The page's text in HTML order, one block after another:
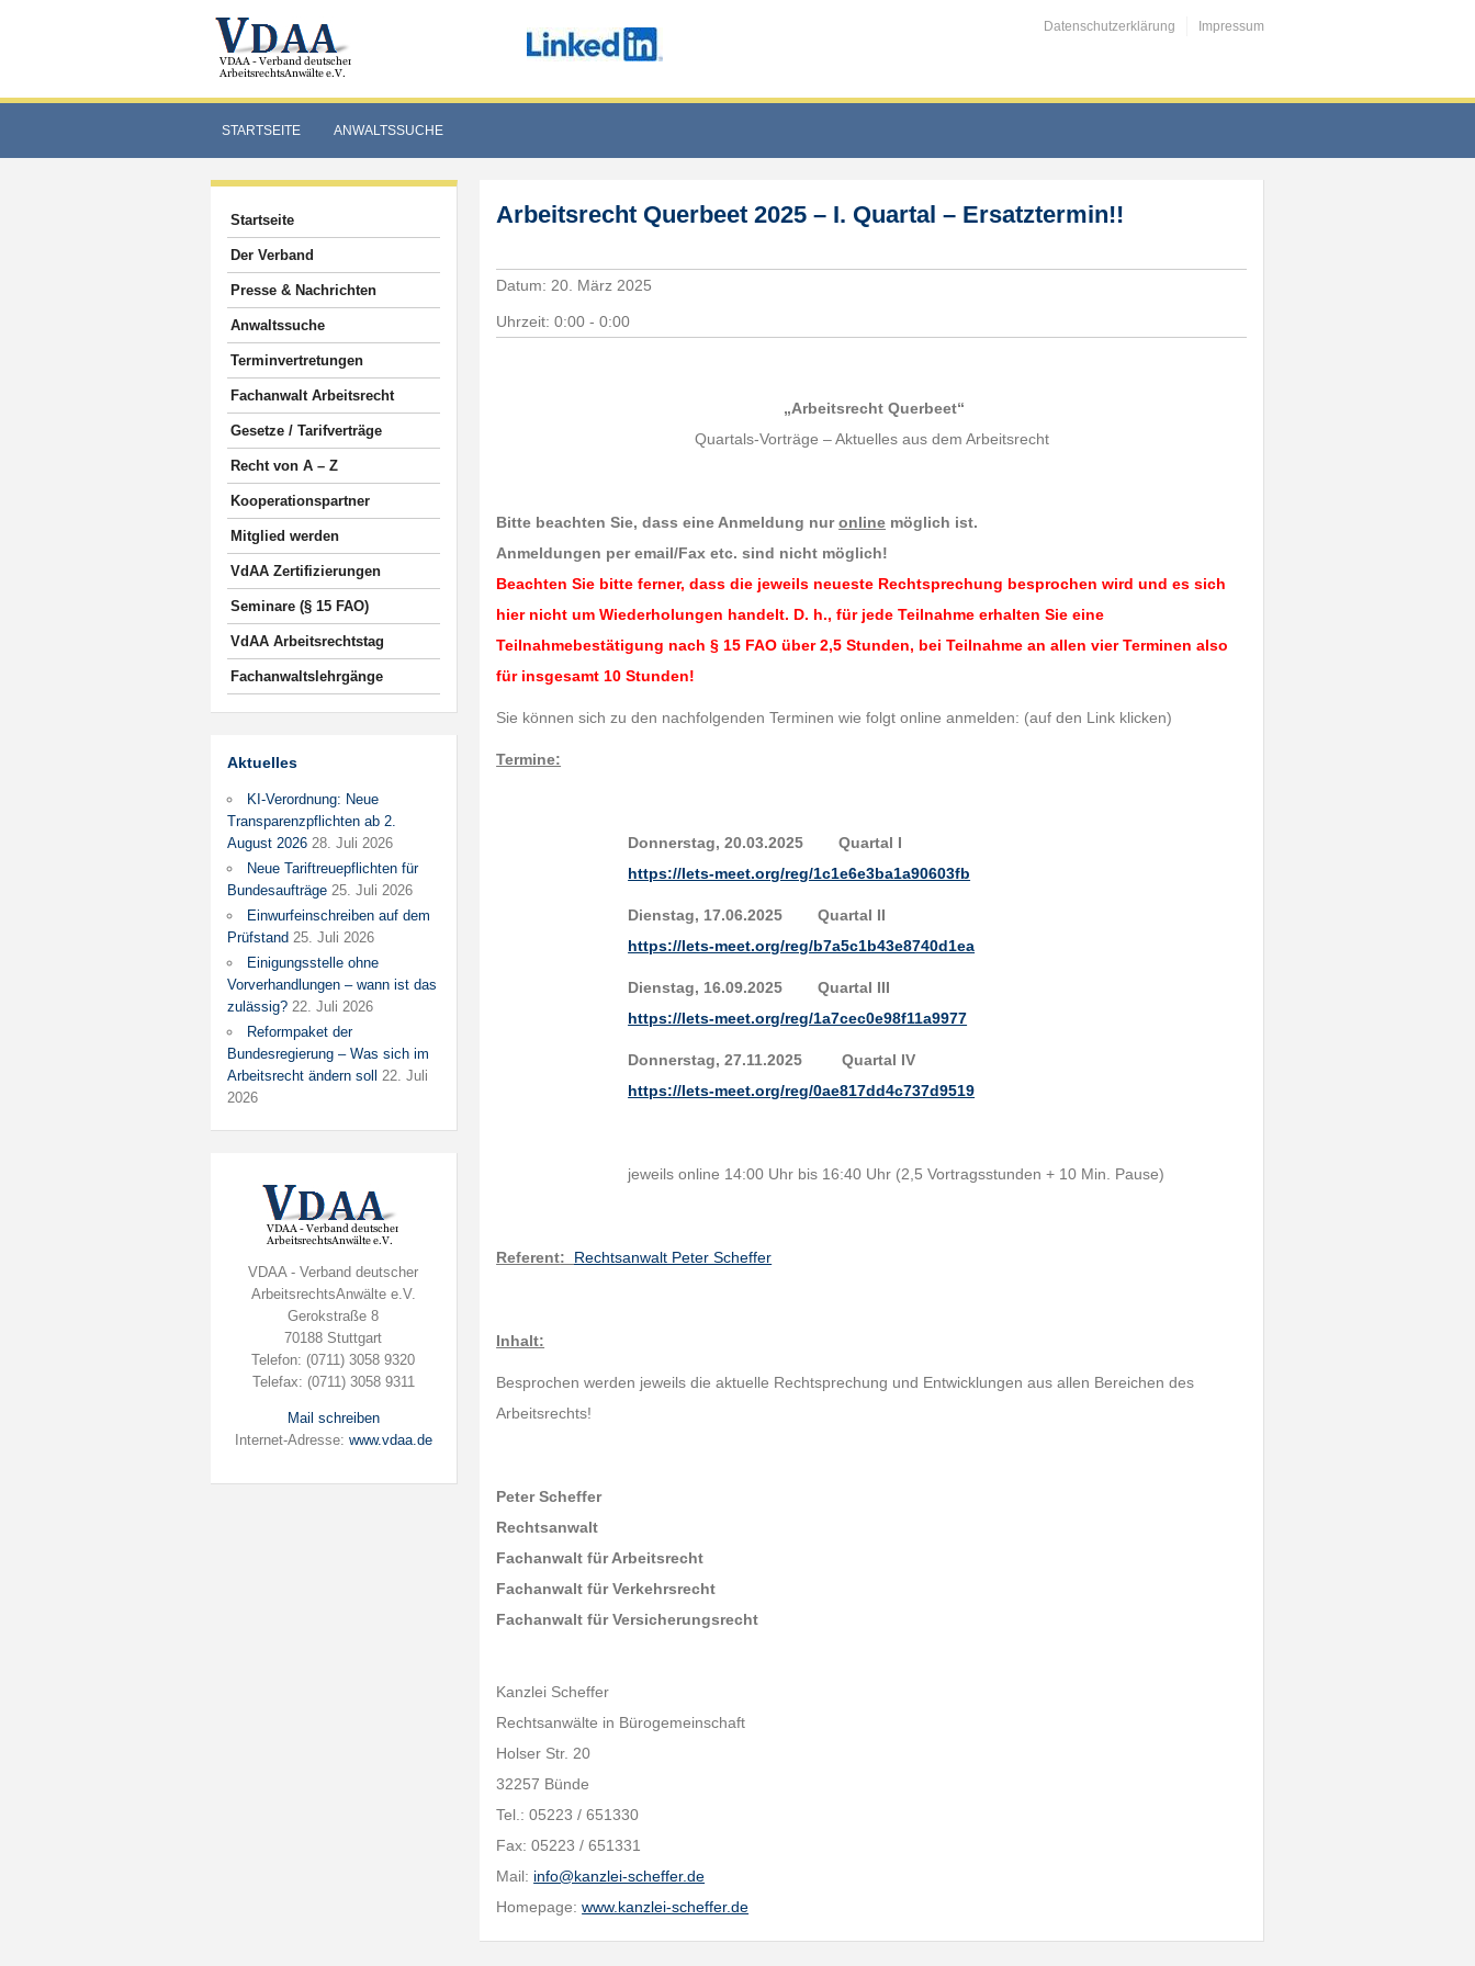
Datenschutzerklärung Impressum
STARTSEITE ANWALTSSUCHE
Startseite
Der Verband
Presse & Nachrichten
Anwaltssuche
Terminvertretungen
Fachanwalt Arbeitsrecht
Gesetze / Tarifverträge
Recht von A – Z
Kooperationspartner
Mitglied werden
VdAA Zertifizierungen
Seminare (§ 15 FAO)
VdAA Arbeitsrechtstag
Fachanwaltslehrgänge
Aktuelles
KI-Verordnung: Neue
Transparenzpflichten ab 2.
August 2026 28. Juli 2026
Neue Tariftreuepflichten für
Bundesaufträge 25. Juli 2026
Einwurfeinschreiben auf dem
Prüfstand 25. Juli 2026
Einigungsstelle ohne
Vorverhandlungen – wann ist das
zulässig? 22. Juli 2026
Reformpaket der
Bundesregierung – Was sich im
Arbeitsrecht ändern soll
22. Juli
2026
VDAA - Verband deutscher
ArbeitsrechtsAnwälte e.V.
Gerokstraße 8
70188 Stuttgart
Telefon: (0711) 3058 9320
Telefax: (0711) 3058 9311
Mail schreiben
Internet-Adresse: www.vdaa.de
Arbeitsrecht Querbeet 2025 – I. Quartal – Ersatztermin!!
Datum: 20. März 2025
Uhrzeit:0:00 - 0:00
„Arbeitsrecht Querbeet“
Quartals-Vorträge – Aktuelles aus dem Arbeitsrecht
Bitte beachten Sie, dass eine Anmeldung nuronline möglich ist.
Anmeldungen per email/Fax etc. sind nicht möglich!
Beachten Sie bitte ferner, dass die jeweils neueste Rechtsprechung besprochen wird und es sich
hier nicht um Wiederholungen handelt. D. h., für jede Teilnahme erhalten Sie eine
Teilnahmebestätigung nach § 15 FAO über 2,5 Stunden, bei Teilnahme an allen vier Terminen also
für insgesamt 10 Stunden!
Sie können sich zu den nachfolgenden Terminen wie folgt online anmelden: (auf den Link klicken)
Termine:
Donnerstag, 20.03.2025 Quartal I
https://lets-meet.org/reg/1c1e6e3ba1a90603fb
Dienstag, 17.06.2025 Quartal II
https://lets-meet.org/reg/b7a5c1b43e8740d1ea
Dienstag, 16.09.2025 Quartal III
https://lets-meet.org/reg/1a7cec0e98f11a9977
Donnerstag, 27.11.2025 Quartal IV
https://lets-meet.org/reg/0ae817dd4c737d9519
jeweils online 14:00 Uhr bis 16:40 Uhr (2,5 Vortragsstunden + 10 Min. Pause)
Referent: Rechtsanwalt Peter Scheffer
Inhalt:
Besprochen werden jeweils die aktuelle Rechtsprechung und Entwicklungen aus allen Bereichen des
Arbeitsrechts!
Peter Scheffer
Rechtsanwalt
Fachanwalt für Arbeitsrecht
Fachanwalt für Verkehrsrecht
Fachanwalt für Versicherungsrecht
Kanzlei Scheffer
Rechtsanwälte in Bürogemeinschaft
Holser Str. 20
32257 Bünde
Tel.: 05223 / 651330
Fax: 05223 / 651331
Mail: info@kanzlei-scheffer.de
Homepage:www.kanzlei-scheffer.de